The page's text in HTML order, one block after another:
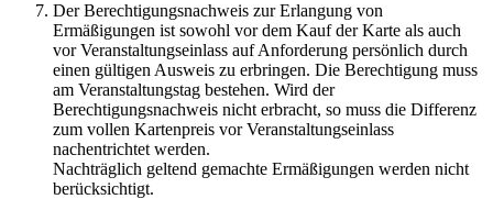
Der Berechtigungsnachweis zur Erlangung von
Ermäßigungen ist sowohl vor dem Kauf der Karte als auch
vor Veranstaltungseinlass auf Anforderung persönlich durch
einen gültigen Ausweis zu erbringen. Die Berechtigung muss
am Veranstaltungstag bestehen. Wird der
Berechtigungsnachweis nicht erbracht, so muss die Differenz
zum vollen Kartenpreis vor Veranstaltungseinlass
nachentrichtet werden.
Nachträglich geltend gemachte Ermäßigungen werden nicht
berücksichtigt.